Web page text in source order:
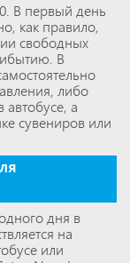
В первый день
как правило,
свободных
В
либо
а
сувениров или
дня в
на
или